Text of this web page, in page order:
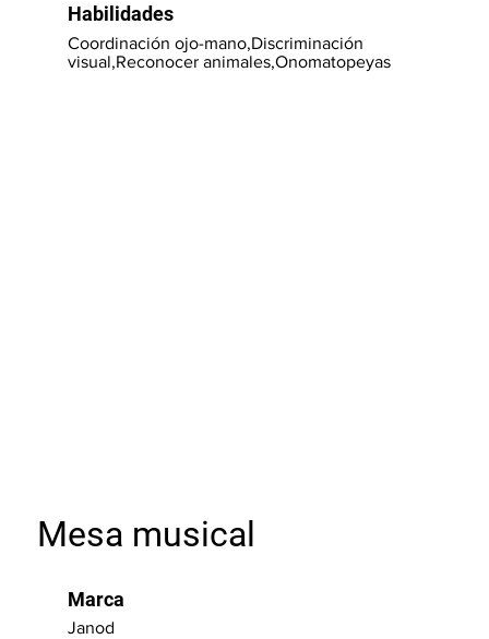
Coordinación ojo-mano,Discriminación
visual,Reconocer animales,Onomatopeyas
Habilidades
Mesa musical
Janod
Marca